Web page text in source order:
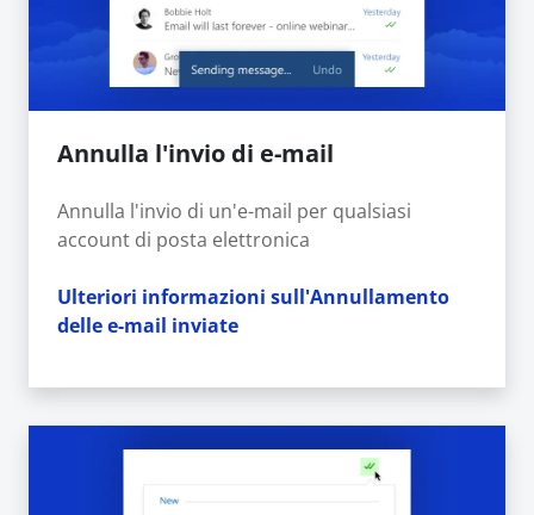
Annulla l'invio di e-mail
Annulla l'invio di un'e-mail per qualsiasi
account di posta elettronica
Ulteriori informazioni sull'Annullamento
delle e-mail inviate